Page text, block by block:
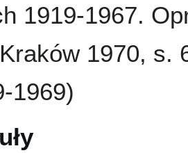
1919-1967.
1970, s.
1969)